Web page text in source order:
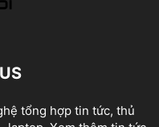
tổng hợp tin tức, thủ